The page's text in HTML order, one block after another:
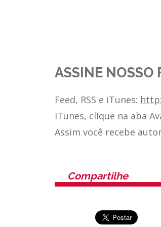
ASSINE NOSSO
Feed, RSS e iTunes:
iTunes, clique na aba
Assim você recebe
Compartilhe